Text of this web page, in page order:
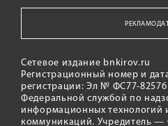
Сетевое издание bnkirov.ru
Регистрационный номер и
регистрации: Эл № ФС77-82576
Федеральной службой по
информационных технологий
коммуникаций. Учредитель —